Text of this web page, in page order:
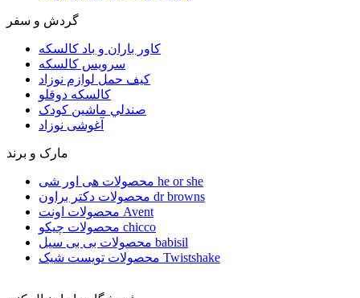
گردش و سفر
کاور باران و باد کالسکه
سرويس كالسكه
كيف حمل لوازم نوزاد
كالسكه دوقلو
صندلي ماشين کودک
آغوشی نوزاد
مارک و برند
محصولات هی اور شی he or she
محصولات دکتر براون dr browns
محصولات اونت Avent
محصولات چیکو chicco
محصولات بی بی سیل babisil
محصولات تویست شیک Twistshake